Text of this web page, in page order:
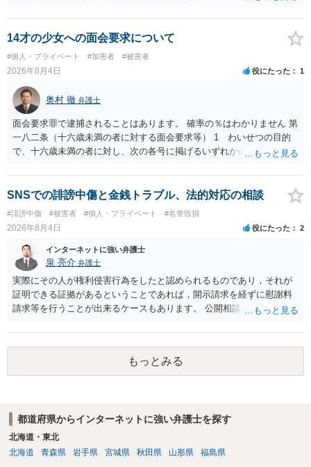
する可能性がありますが、個人名や会社名を特定していない限り、一
般論として抽象化されて回答に織り込まれる可能性が生じるにすぎま
せんので、その情報自体が、秘密情報に当たるとは思えませんし、名
誉棄損として、個人や会社に対する誹謗中傷の不特定多数への公開に
当たるとも思われません。 もちろん、誰がその内容をｃｈａｔｇｐｔ
に入力したかも第三者にしられることはないので、個人や会社の特定
をせずに書き込んだことで（おそらく特定して書き込んだとして
も）、相談者さんが刑事民事の責任に問われることはないでしょう。
私見ながらご参考まで。
14才の少女への面会要求について
#個人・プライベート #加害者 #被害者
2026年8月4日 役にたった 1
奥村 徹 弁護士
面会要求罪で逮捕されることはあります。 確率の％はわかりません 第
一八二条（十六歳未満の者に対する面会要求等） 1 わいせつの目的
で、十六歳未満の者に対し、次の各号に掲げるいずれかの行為をした
が生まれた日より五年以上前の日に生まれた者に限る。）は、一年以
下の拘禁刑又は五十万円以下の罰金に処する。 一 威迫し、偽計を用
い又は誘惑して面会を要求すること。 二 拒まれたにもかかわらず、
反復して面会を要求すること。 三 金銭その他の利益を供与し、又は
その申込み若しくは約束をして面会を要求すること。 2前項の罪を犯
し、よってわいせつの目的で当該十六歳未満の者と面会をした者は、
二年以下の拘禁刑又は百万円以下の罰金に処する。
SNSでの誹謗中傷と金銭トラブル、法的対応の相談
#誹謗中傷 #被害者 #個人・プライベート #名誉毀損
2026年8月4日 役にたった 2
インターネットに強い弁護士
泉 亮介 弁護士
実際にその人が権利侵害行為をしたと認められるものであり，それが
証明できる証拠があるということであれば，開示請求を経ずに慰謝料
請求等を行うことが出来るケースもあります。 公開相談の場では回答
に個別に相談されると良いでしょう。
もっとみる
都道府県からインターネットに強い弁護士を探す
北海道・東北
北海道
青森県 岩手県 宮城県 秋田県 山形県 福島県